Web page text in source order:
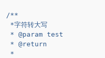
		/**
		 *字符转大写
		 * @param test
		 * @return
		 *